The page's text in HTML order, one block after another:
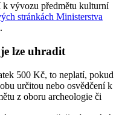
k vývozu předmětu kulturní
stránkách Ministerstva
lze uhradit
500 Kč, to neplatí, pokud
určitou nebo osvědčení k
z oboru archeologie či